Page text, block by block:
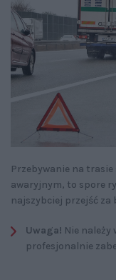
Przebywanie na
awaryjnym, to spore
najszybciej przejść za
Uwaga! Nie należy
profesjonalnie